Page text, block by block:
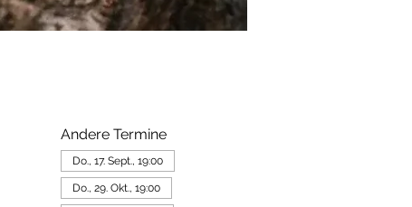
Andere Termine
Do., 17. Sept., 19:00
Do., 29. Okt., 19:00